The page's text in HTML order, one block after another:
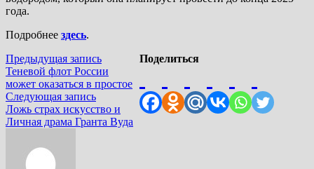
года.
Подробнее здесь.
Поделиться
Навигация
по
записям
Предыдущая записьПредыдущая
запись:
Теневой флот России
может оказаться в простое
Следующая записьСледующая
запись:
Ложь страх искусство и
Личная драма Гранта Вуда